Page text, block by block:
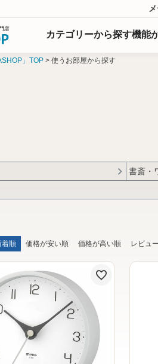
カテゴリーから探す機能
」TOP 使うお部屋から探す
書斎・
着順 価格が安い順 価格が高い順 レビュ